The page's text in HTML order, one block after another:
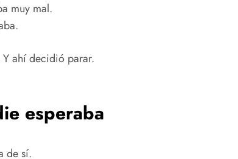
muy mal.
ahí decidió parar.
esperaba
de sí.